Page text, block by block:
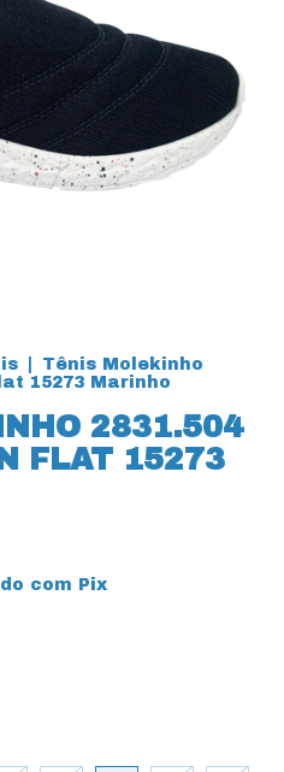
Tênis Molekinho
15273 Marinho
2831.504
FLAT 15273
com Pix